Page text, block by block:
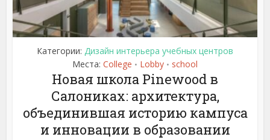
Категории: Дизайн интерьера учебных центров
Места: College • Lobby • school
Новая школа Pinewood в
Салониках: архитектура,
объединившая историю кампуса
и инновации в образовании